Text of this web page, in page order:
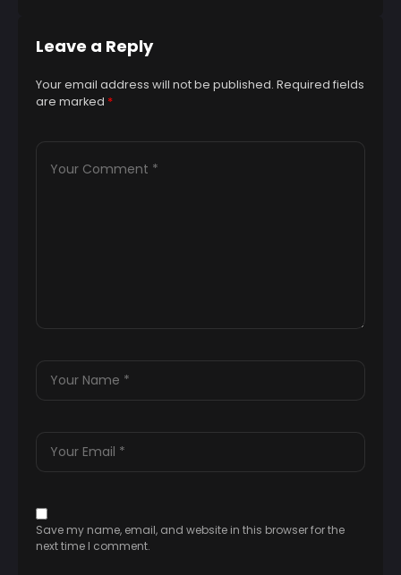
Leave a Reply
Your email address will not be published. Required fields
are marked *
Save my name, email, and website in this browser for the
next time I comment.